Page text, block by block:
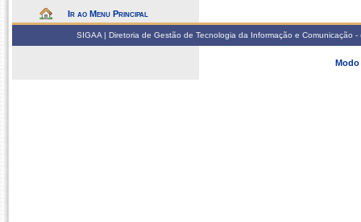
Ir ao Menu Principal
SIGAA | Diretoria de Gestão de Tecnologia da Informação e
Modo